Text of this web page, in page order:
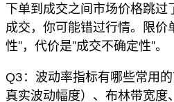
下单到成交之间市场价格跳过
成交，你可能错过行情。限价
性"，代价是"成交不确定性"。
Q3：波动率指标有哪些常用
真实波动幅度）、布林带宽度